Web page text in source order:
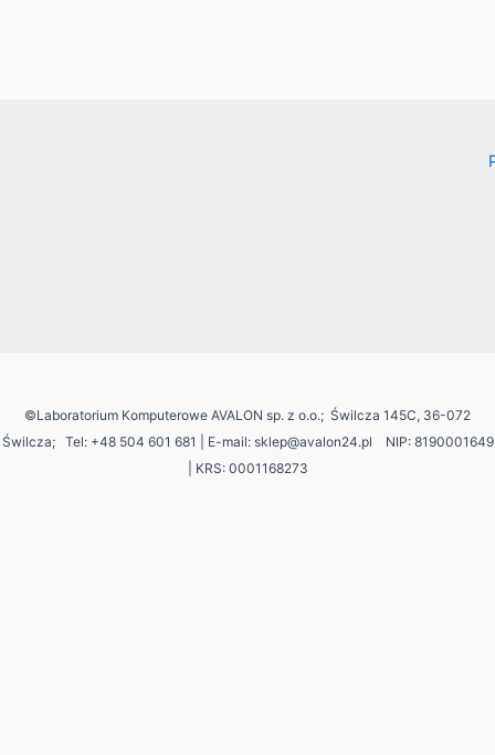
©Laboratorium Komputerowe AVALON sp. z o.o.; Świlcza 145C, 36-072
Świlcza; Tel: +48 504 601 681 | E-mail: sklep@avalon24.pl NIP: 8190001649
| KRS: 0001168273